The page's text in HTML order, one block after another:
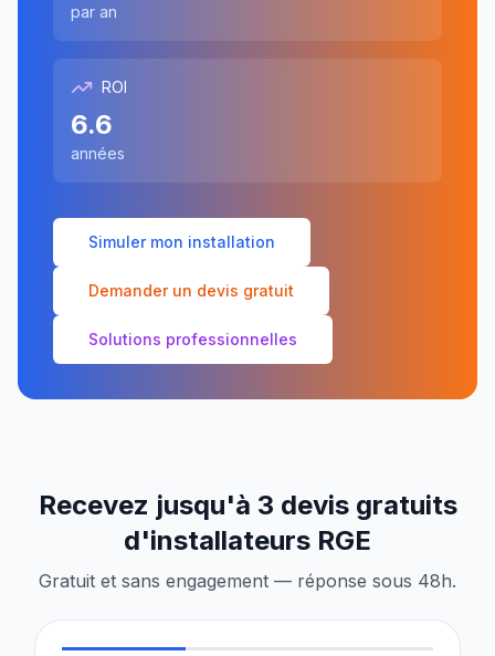
par an
ROI
6.6
années
Simuler mon installation
Demander un devis gratuit
Solutions professionnelles
Recevez jusqu'à 3 devis gratuits
d'installateurs RGE
Gratuit et sans engagement — réponse sous 48h.